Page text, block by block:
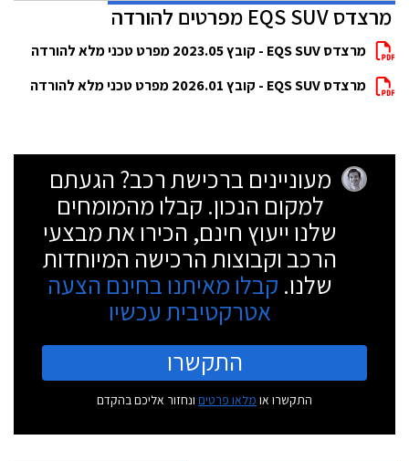
מרצדס EQS SUV מפרטים להורדה
מרצדס EQS SUV - קובץ 2023.05 מפרט טכני מלא להורדה
מרצדס EQS SUV - קובץ 2026.01 מפרט טכני מלא להורדה
מעוניינים ברכישת רכב? הגעתם
למקום הנכון. קבלו מהמומחים
שלנו ייעוץ חינם, הכירו את מבצעי
הרכב וקבוצות הרכישה המיוחדות
שלנו. קבלו מאיתנו בחינם הצעה
אטרקטיבית עכשיו
התקשרו
התקשרו או מלאו פרטים ונחזור אליכם בהקדם